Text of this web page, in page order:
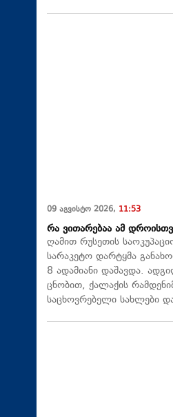
09 აგვისტო 2026, 11:53
რა ვითარებაა ამ
ღამით რუსეთის
სარაკეტო დარტყმა
8 ადამიანი დაშავდა.
ცნობით, ქალაქის
საცხოვრებელი სახლები